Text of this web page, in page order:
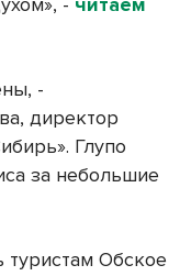
-
директор
Глупо
за небольшие
туристам Обское